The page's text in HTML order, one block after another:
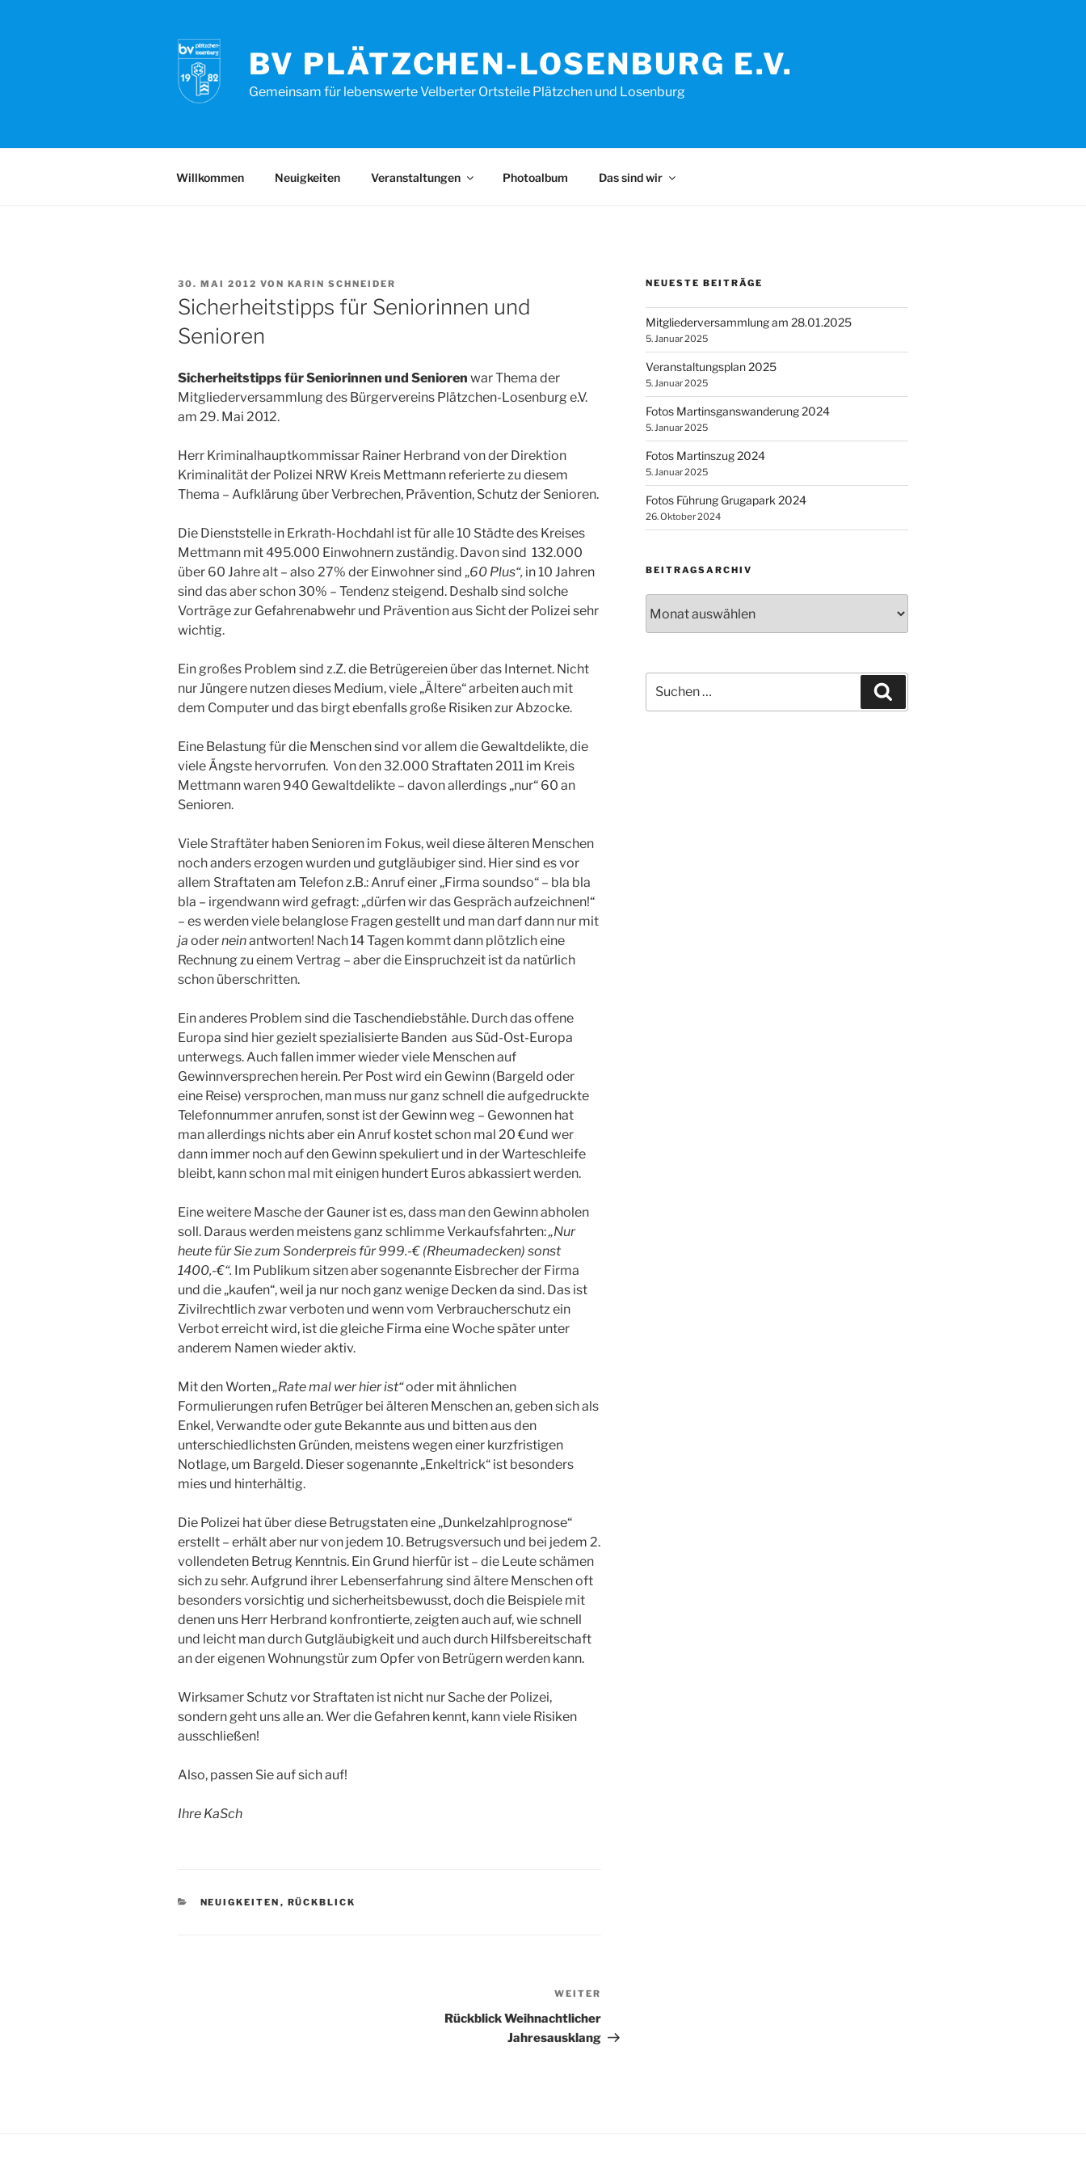
BV PLÄTZCHEN-LOSENBURG E.V.
Gemeinsam für lebenswerte Velberter Ortsteile Plätzchen und Losenburg
Willkommen Neuigkeiten Veranstaltungen Photoalbum Das sind wir
VERÖFFENTLICHT
AM
30. MAI 2012 VON KARIN SCHNEIDER
Sicherheitstipps für Seniorinnen und
Senioren
Sicherheitstipps für Seniorinnen und Senioren war Thema der
Mitgliederversammlung des Bürgervereins Plätzchen-Losenburg e.V.
am 29. Mai 2012.
Herr Kriminalhauptkommissar Rainer Herbrand von der Direktion
Kriminalität der Polizei NRW Kreis Mettmann referierte zu diesem
Thema – Aufklärung über Verbrechen, Prävention, Schutz der Senioren.
Die Dienststelle in Erkrath-Hochdahl ist für alle 10 Städte des Kreises
Mettmann mit 495.000 Einwohnern zuständig. Davon sind 132.000
über 60 Jahre alt – also 27% der Einwohner sind „60 Plus“, in 10 Jahren
sind das aber schon 30% – Tendenz steigend. Deshalb sind solche
Vorträge zur Gefahrenabwehr und Prävention aus Sicht der Polizei sehr
wichtig.
Ein großes Problem sind z.Z. die Betrügereien über das Internet. Nicht
nur Jüngere nutzen dieses Medium, viele „Ältere“ arbeiten auch mit
dem Computer und das birgt ebenfalls große Risiken zur Abzocke.
Eine Belastung für die Menschen sind vor allem die Gewaltdelikte, die
viele Ängste hervorrufen. Von den 32.000 Straftaten 2011 im Kreis
Mettmann waren 940 Gewaltdelikte – davon allerdings „nur“ 60 an
Senioren.
Viele Straftäter haben Senioren im Fokus, weil diese älteren Menschen
noch anders erzogen wurden und gutgläubiger sind. Hier sind es vor
allem Straftaten am Telefon z.B.: Anruf einer „Firma soundso“ – bla bla
bla – irgendwann wird gefragt: „dürfen wir das Gespräch aufzeichnen!“
– es werden viele belanglose Fragen gestellt und man darf dann nur mit
ja oderneinantworten! Nach 14 Tagen kommt dann plötzlich eine
Rechnung zu einem Vertrag – aber die Einspruchzeit ist da natürlich
schon überschritten.
Ein anderes Problem sind die Taschendiebstähle. Durch das offene
Europa sind hier gezielt spezialisierte Banden aus Süd-Ost-Europa
unterwegs. Auch fallen immer wieder viele Menschen auf
Gewinnversprechen herein. Per Post wird ein Gewinn (Bargeld oder
eine Reise) versprochen, man muss nur ganz schnell die aufgedruckte
Telefonnummer anrufen, sonst ist der Gewinn weg – Gewonnen hat
man allerdings nichts aber ein Anruf kostet schon mal 20 €und wer
dann immer noch auf den Gewinn spekuliert und in der Warteschleife
bleibt, kann schon mal mit einigen hundert Euros abkassiert werden.
Eine weitere Masche der Gauner ist es, dass man den Gewinn abholen
soll. Daraus werden meistens ganz schlimme Verkaufsfahrten:„Nur
heute fürSie zum Sonderpreis für 999.-€ (Rheumadecken) sonst
1400,-€“. Im Publikum sitzen aber sogenannte Eisbrecher der Firma
und die „kaufen“, weil ja nur noch ganz wenige Decken da sind. Das ist
Zivilrechtlich zwar verboten und wenn vom Verbraucherschutz ein
Verbot erreicht wird, ist die gleiche Firma eine Woche später unter
anderem Namen wieder aktiv.
Mit den Worten„Rate mal wer hier ist“oder mit ähnlichen
Formulierungen rufen Betrüger bei älteren Menschen an, geben sich als
Enkel, Verwandte oder gute Bekannte aus und bitten aus den
unterschiedlichsten Gründen, meistens wegen einer kurzfristigen
Notlage, um Bargeld. Dieser sogenannte „Enkeltrick“ ist besonders
mies und hinterhältig.
Die Polizei hat über diese Betrugstaten eine „Dunkelzahlprognose“
erstellt – erhält aber nur von jedem 10. Betrugsversuch und bei jedem 2.
vollendeten Betrug Kenntnis. Ein Grund hierfür ist – die Leute schämen
sich zu sehr. Aufgrund ihrer Lebenserfahrung sind ältere Menschen oft
besonders vorsichtig und sicherheitsbewusst, doch die Beispiele mit
denen uns Herr Herbrand konfrontierte, zeigten auch auf, wie schnell
und leicht man durch Gutgläubigkeit und auch durch Hilfsbereitschaft
an der eigenen Wohnungstür zum Opfer von Betrügern werden kann.
Wirksamer Schutz vor Straftaten ist nicht nur Sache der Polizei,
sondern geht uns alle an. Wer die Gefahren kennt, kann viele Risiken
ausschließen!
Also, passen Sie auf sich auf!
Ihre KaSch
KATEGORIEN
NEUIGKEITEN , RÜCKBLICK
Beitrag
WEITER
Rückblick Weihnachtlicher
Jahresausklang
NEUESTE BEITRÄGE
Mitgliederversammlung am 28.01.2025
5. Januar 2025
Veranstaltungsplan 2025
5. Januar 2025
Fotos Martinsganswanderung 2024
5. Januar 2025
Fotos Martinszug 2024
5. Januar 2025
Fotos Führung Grugapark 2024
26. Oktober 2024
BEITRAGSARCHIV
nach: